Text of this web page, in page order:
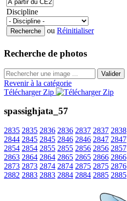
Discipline
ou Réinitialiser
Recherche de photos
Valider
Revenir à la catégorie
Télécharger Zip
spassighjata_57
2835 2835 2836 2836 2837 2837 2838
2844 2845 2845 2846 2846 2847 2847
2854 2854 2855 2855 2856 2856 2857
2863 2864 2864 2865 2865 2866 2866
2873 2873 2874 2874 2875 2875 2876
2882 2883 2883 2884 2884 2885 2885